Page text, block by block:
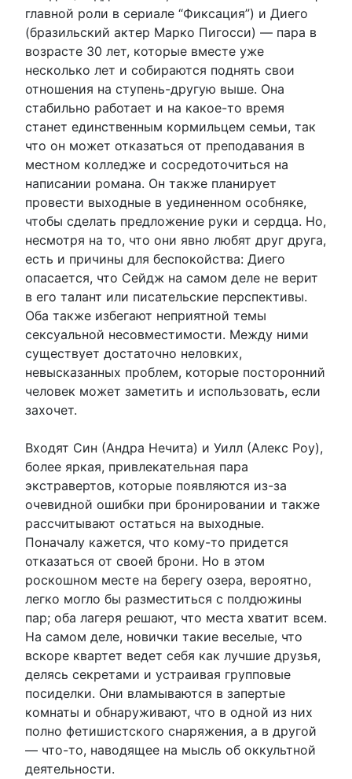
главной роли в сериале “Фиксация”) и Диего
(бразильский актер Марко Пигосси) — пара в
возрасте 30 лет, которые вместе уже
несколько лет и собираются поднять свои
отношения на ступень-другую выше. Она
стабильно работает и на какое-то время
станет единственным кормильцем семьи, так
что он может отказаться от преподавания в
местном колледже и сосредоточиться на
написании романа. Он также планирует
провести выходные в уединенном особняке,
чтобы сделать предложение руки и сердца. Но,
несмотря на то, что они явно любят друг друга,
есть и причины для беспокойства: Диего
опасается, что Сейдж на самом деле не верит
в его талант или писательские перспективы.
Оба также избегают неприятной темы
сексуальной несовместимости. Между ними
существует достаточно неловких,
невысказанных проблем, которые посторонний
человек может заметить и использовать, если
захочет.
Входят Син (Андра Нечита) и Уилл (Алекс Роу),
более яркая, привлекательная пара
экстравертов, которые появляются из-за
очевидной ошибки при бронировании и также
рассчитывают остаться на выходные.
Поначалу кажется, что кому-то придется
отказаться от своей брони. Но в этом
роскошном месте на берегу озера, вероятно,
легко могло бы разместиться с полдюжины
пар; оба лагеря решают, что места хватит всем.
На самом деле, новички такие веселые, что
вскоре квартет ведет себя как лучшие друзья,
делясь секретами и устраивая групповые
посиделки. Они вламываются в запертые
комнаты и обнаруживают, что в одной из них
полно фетишистского снаряжения, а в другой
— что-то, наводящее на мысль об оккультной
деятельности.